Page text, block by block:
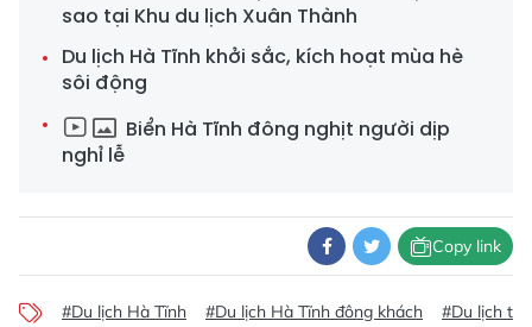
sao tại Khu du lịch Xuân Thành
Du lịch Hà Tĩnh khởi sắc, kích hoạt mùa hè
sôi động
Biển Hà Tĩnh đông nghịt người dịp
nghỉ lễ
Copy link
#Du lịch Hà Tĩnh #Du lịch Hà Tĩnh đông khách #Du lịch